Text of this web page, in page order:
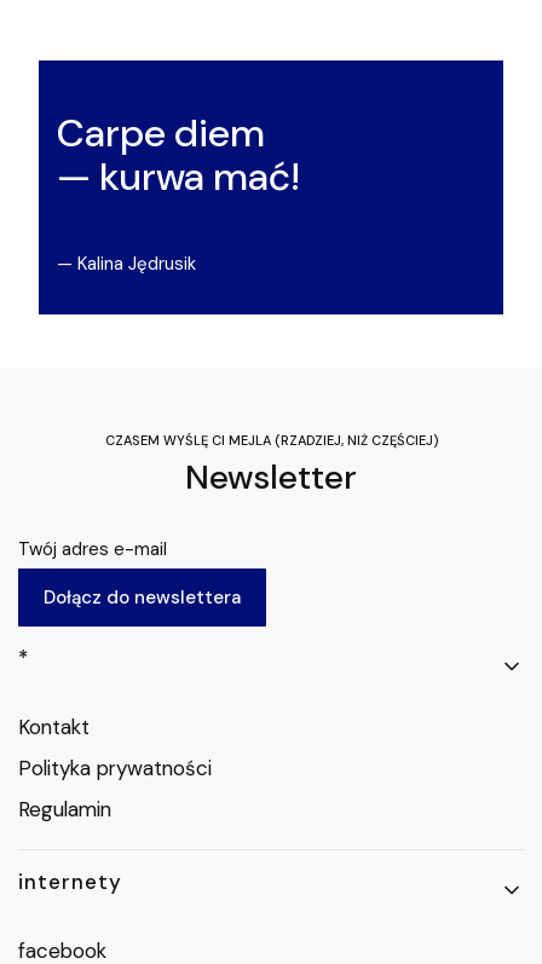
Carpe diem
— kurwa mać!
— Kalina Jędrusik
CZASEM WYŚLĘ CI MEJLA (RZADZIEJ, NIŻ CZĘŚCIEJ)
Newsletter
Twój adres e-mail
Dołącz do newslettera
Linki w stopce
*
Kontakt
Polityka prywatności
Regulamin
internety
facebook